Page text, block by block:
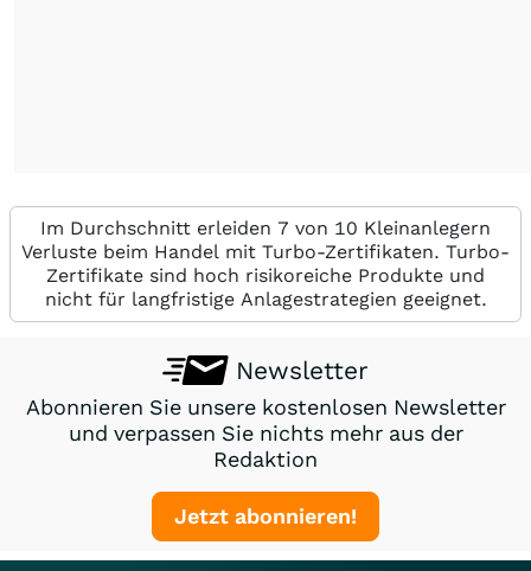
Im Durchschnitt erleiden 7 von 10 Kleinanlegern
Verluste beim Handel mit Turbo-Zertifikaten. Turbo-
Zertifikate sind hoch risikoreiche Produkte und
nicht für langfristige Anlagestrategien geeignet.
Newsletter
Abonnieren Sie unsere kostenlosen Newsletter
und verpassen Sie nichts mehr aus der
Redaktion
Jetzt abonnieren!